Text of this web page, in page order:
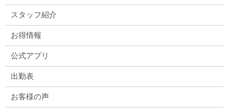
スタッフ紹介
お得情報
公式アプリ
出勤表
お客様の声